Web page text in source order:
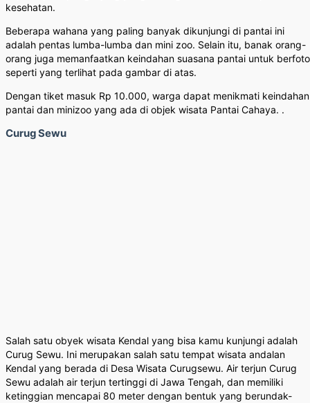
kesehatan.
Beberapa wahana yang paling banyak dikunjungi di pantai ini
adalah pentas lumba-lumba dan mini zoo. Selain itu, banak orang-
orang juga memanfaatkan keindahan suasana pantai untuk
seperti yang terlihat pada gambar di atas.
Dengan tiket masuk Rp 10.000, warga dapat menikmati keindahan
pantai dan minizoo yang ada di objek wisata Pantai Cahaya. .
Curug Sewu
Salah satu obyek wisata Kendal yang bisa kamu kunjungi adalah
Curug Sewu. Ini merupakan salah satu tempat wisata andalan
Kendal yang berada di Desa Wisata Curugsewu. Air terjun Curug
Sewu adalah air terjun tertinggi di Jawa Tengah, dan memiliki
ketinggian mencapai 80 meter dengan bentuk yang berundak-